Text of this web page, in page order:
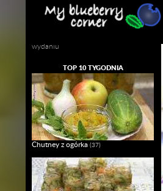
Szukaj
wydaniu
TOP 10 TYGODNIA
Chutney z ogórka (37)